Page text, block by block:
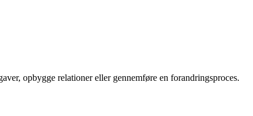
opbygge relationer eller gennemføre en forandringsproces.